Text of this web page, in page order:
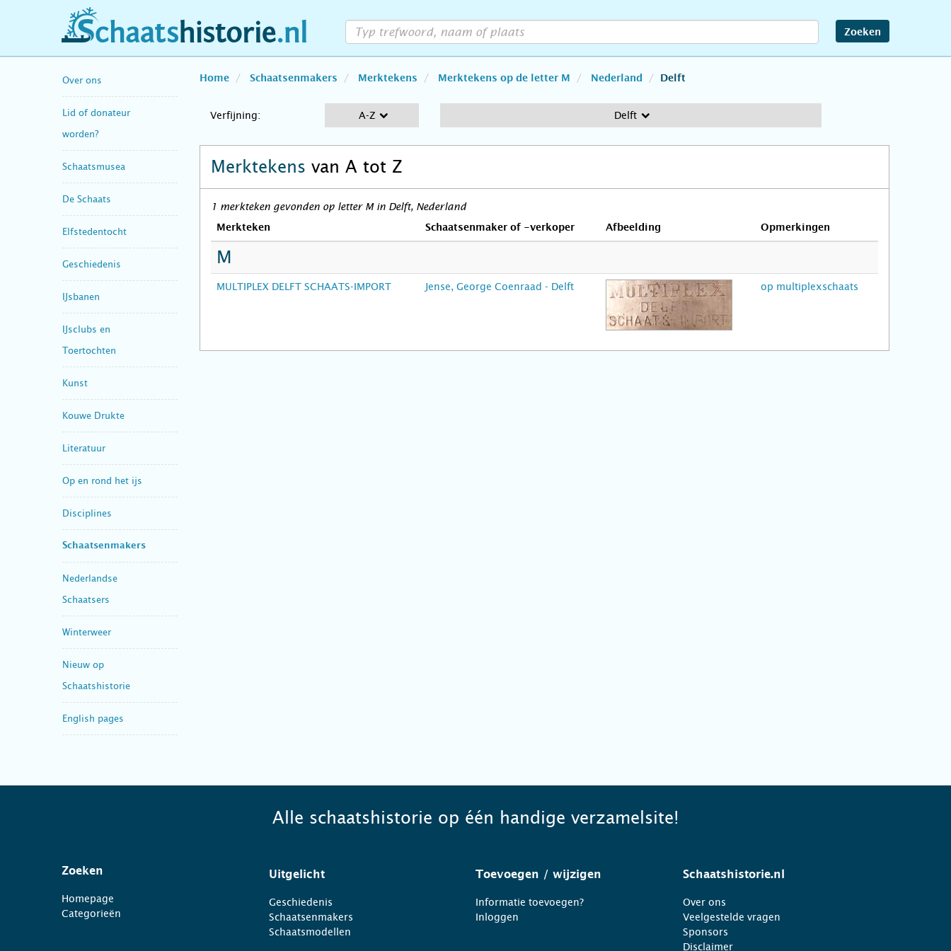
schaatshistorie.nl Zoeken
Over ons
Lid of donateur
worden?
Schaatsmusea
De Schaats
Elfstedentocht
Geschiedenis
IJsbanen
IJsclubs en
Toertochten
Kunst
Kouwe Drukte
Literatuur
Op en rond het ijs
Disciplines
Schaatsenmakers
Nederlandse
Schaatsers
Winterweer
Nieuw op
Schaatshistorie
English pages
Home Schaatsenmakers Merktekens Merktekens op de letter M Nederland Delft
Verfijning: A-Z Delft
Merktekens van A tot Z
1 merkteken gevonden op letter M in Delft, Nederland
Merkteken Schaatsenmaker of -verkoper Afbeelding Opmerkingen
M
MULTIPLEX DELFT SCHAATS-IMPORT Jense, George Coenraad - Delft op multiplexschaats
Alle schaatshistorie op één handige verzamelsite!
Zoeken
Homepage
Categorieën
Uitgelicht
Geschiedenis
Schaatsenmakers
Schaatsmodellen
Toevoegen / wijzigen
Informatie toevoegen?
Inloggen
Schaatshistorie.nl
Over ons
Veelgestelde vragen
Sponsors
Disclaimer